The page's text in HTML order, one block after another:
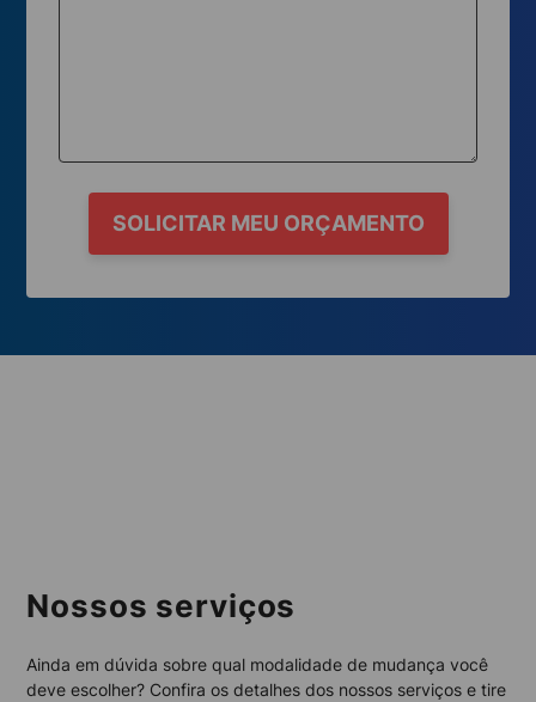
SOLICITAR MEU ORÇAMENTO
Nossos serviços
Ainda em dúvida sobre qual modalidade de mudança você
deve escolher? Confira os detalhes dos nossos serviços e tire